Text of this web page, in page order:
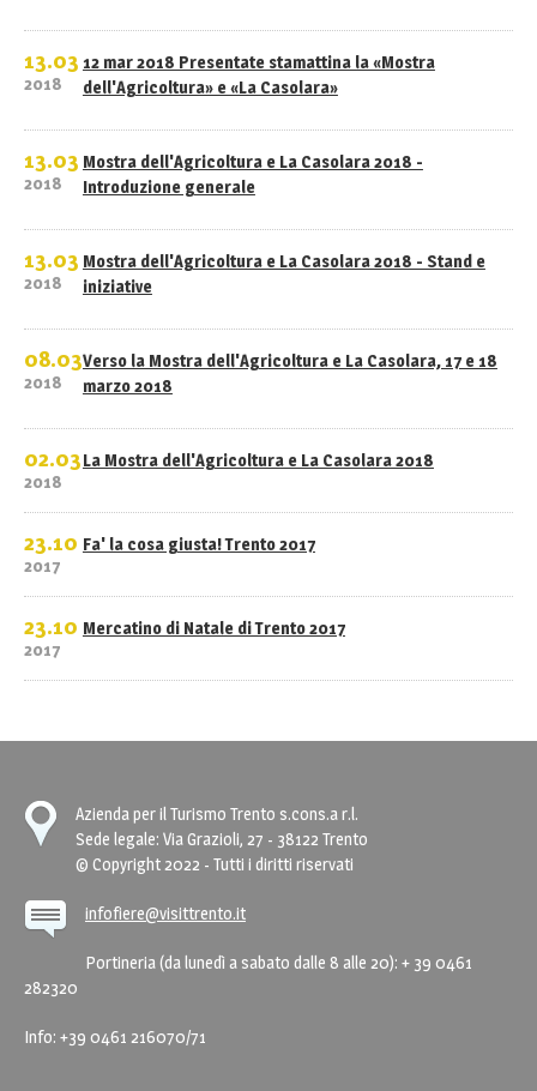
13.03
2018
12 mar 2018 Presentate stamattina la «Mostra
dell'Agricoltura» e «La Casolara»
13.03
2018
Mostra dell'Agricoltura e La Casolara 2018 -
Introduzione generale
13.03
2018
Mostra dell'Agricoltura e La Casolara 2018 - Stand e
iniziative
08.03
2018
Verso la Mostra dell'Agricoltura e La Casolara, 17 e 18
marzo 2018
02.03
2018
La Mostra dell'Agricoltura e La Casolara 2018
23.10
2017
Fa' la cosa giusta! Trento 2017
23.10
2017
Mercatino di Natale di Trento 2017
Azienda per il Turismo Trento s.cons.a r.l.
Sede legale: Via Grazioli, 27 - 38122 Trento
© Copyright 2022 - Tutti i diritti riservati
infofiere@visittrento.it
Portineria (da lunedì a sabato dalle 8 alle 20): + 39 0461
282320
Info: +39 0461 216070/71